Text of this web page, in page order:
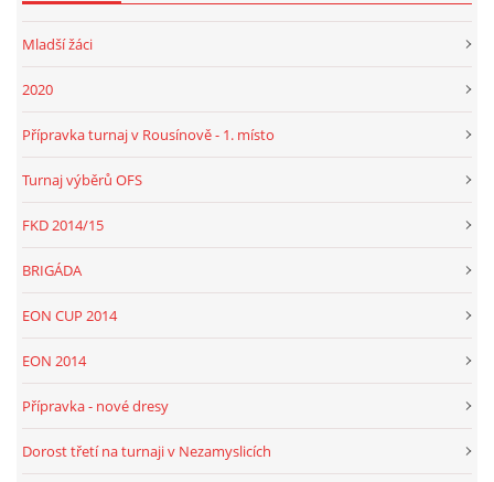
Mladší žáci
2020
Přípravka turnaj v Rousínově - 1. místo
Turnaj výběrů OFS
FKD 2014/15
BRIGÁDA
EON CUP 2014
EON 2014
Přípravka - nové dresy
Dorost třetí na turnaji v Nezamyslicích